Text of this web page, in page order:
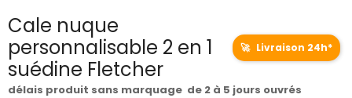
Cale nuque
personnalisable 2 en 1
suédine Fletcher
🚀 Livraison 24h*
délais produit sans marquage de 2 à 5 jours ouvrés